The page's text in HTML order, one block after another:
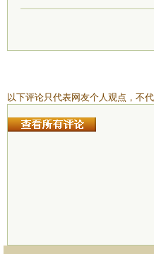
以下评论只代表网友个人观点，不